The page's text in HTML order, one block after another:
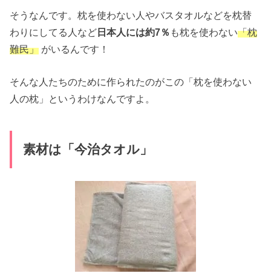
そうなんです。枕を使わない人やバスタオルなどを枕替
わりにしてる人など日本人には約7％ も枕を使わない「枕
難民」 がいるんです！
そんな人たちのために作られたのがこの「枕を使わない
人の枕」というわけなんですよ。
素材は「今治タオル」